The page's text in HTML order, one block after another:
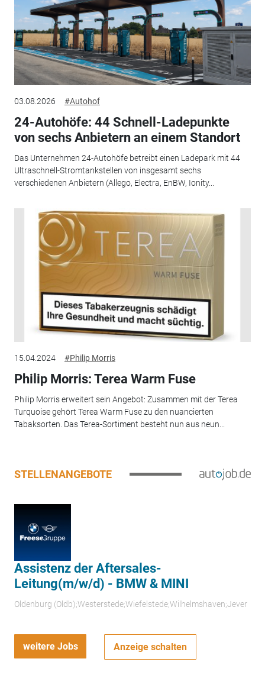
03.08.2026 #Autohof
24-Autohöfe: 44 Schnell-Ladepunkte
von sechs Anbietern an einem Standort
Das Unternehmen 24-Autohöfe betreibt einen Ladepark mit 44
Ultraschnell-Stromtankstellen von insgesamt sechs
verschiedenen Anbietern (Allego, Electra, EnBW, Ionity...
15.04.2024 #Philip Morris
Philip Morris: Terea Warm Fuse
Philip Morris erweitert sein Angebot: Zusammen mit der Terea
Turquoise gehört Terea Warm Fuse zu den nuancierten
Tabaksorten. Das Terea-Sortiment besteht nun aus neun...
STELLENANGEBOTE
Assistenz der Aftersales-
Leitung(m/w/d) - BMW & MINI
Oldenburg (Oldb);Westerstede;Wiefelstede;Wilhelmshaven;Jever
weitere Jobs Anzeige schalten